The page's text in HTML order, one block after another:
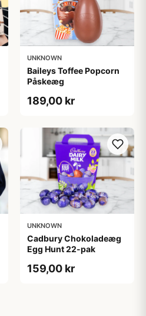
UNKNOWN
Baileys Toffee Popcorn
Påskeæg
189,00 kr
UNKNOWN
Cadbury Chokoladeæg
Egg Hunt 22-pak
159,00 kr